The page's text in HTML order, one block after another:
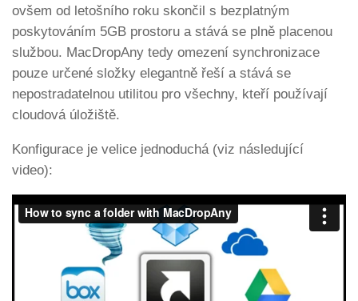
ovšem od letošního roku skončil s bezplatným
poskytováním 5GB prostoru a stává se plně placenou
službou. MacDropAny tedy omezení synchronizace
pouze určené složky elegantně řeší a stává se
nepostradatelnou utilitou pro všechny, kteří používají
cloudová úložiště.
Konfigurace je velice jednoduchá (viz následující
video):